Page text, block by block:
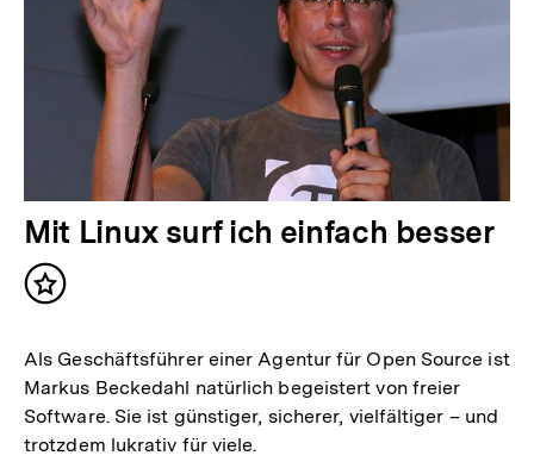
Mit Linux surf ich einfach besser
Inhalt
Als Geschäftsführer einer Agentur für Open Source ist
Markus Beckedahl natürlich begeistert von freier
Software. Sie ist günstiger, sicherer, vielfältiger – und
trotzdem lukrativ für viele.